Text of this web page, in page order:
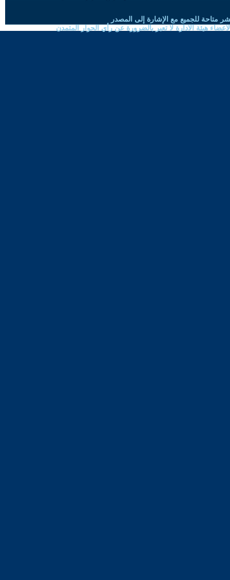
متاحة للجميع مع الإشارة إلى المصدر
هيئة الادارة لا تعبر بالضرورة عن رأي الحوار المتمدن